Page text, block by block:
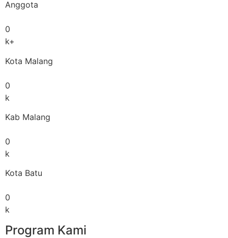
Anggota
0
k+
Kota Malang
0
k
Kab Malang
0
k
Kota Batu
0
k
Program Kami